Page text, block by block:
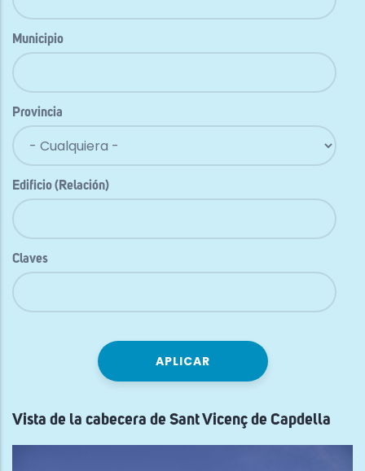
Municipio
Provincia
Edificio (Relación)
Claves
Vista de la cabecera de Sant Vicenç de Capdella